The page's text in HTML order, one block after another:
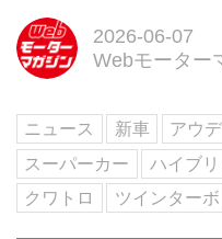
試
7
で
覧
イ
2026-06-07
Webモーター
ニュース 新車 アウ
スーパーカー
ハイブリ
クワトロ
ツインターボ